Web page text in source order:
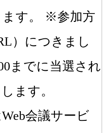
す。 ※参加方
）につきまし
までに当選され
ます。
会議サービ